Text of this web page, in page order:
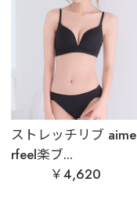
ストレッチリブ aime
rfeel楽ブ...
￥4,620